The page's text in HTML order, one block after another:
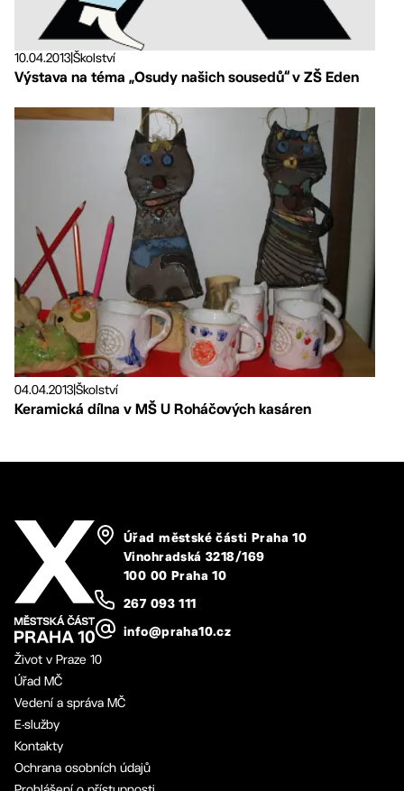
10.04.2013|Školství
Výstava na téma „Osudy našich sousedů“ v ZŠ Eden
04.04.2013Školství
Keramická dílna v MŠ U Roháčových kasáren
Úřad městské části Praha 10
Vinohradská 3218/169
100 00 Praha 10
267 093 111
info@praha10.cz
Život v Praze 10
Úřad MČ
Vedení a správa MČ
E-služby
Kontakty
Ochrana osobních údajů